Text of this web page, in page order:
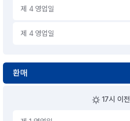
제 4 영업일
제 4 영업일
환매
17시 이전